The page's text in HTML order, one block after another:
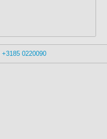
+3185 0220090